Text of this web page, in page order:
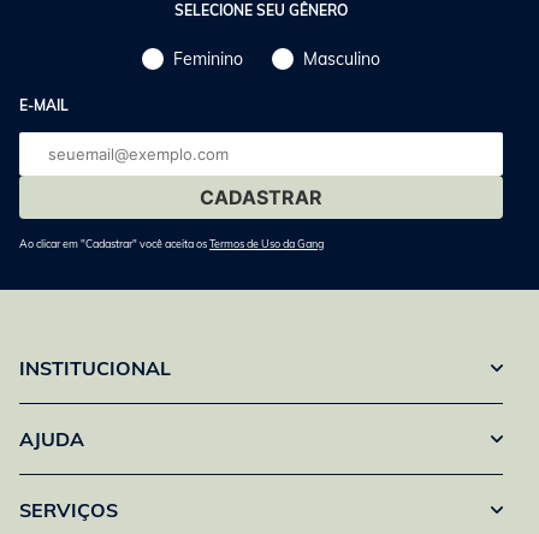
SELECIONE SEU GÊNERO
Feminino Masculino
E-MAIL
E-
mail
Ao clicar em "Cadastrar" você aceita osTermos de Uso da Gang
INSTITUCIONAL
AJUDA
SERVIÇOS